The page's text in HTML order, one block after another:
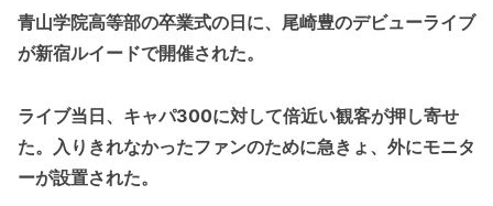
青山学院高等部の卒業式の日に、尾崎豊のデビューライブ
が新宿ルイードで開催された。
ライブ当日、キャパ300に対して倍近い観客が押し寄せ
た。入りきれなかったファンのために急きょ、外にモニタ
ーが設置された。